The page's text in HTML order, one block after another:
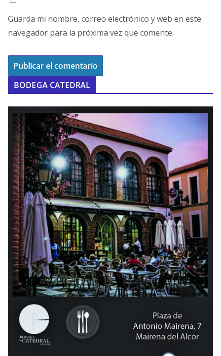
Guarda mi nombre, correo electrónico y web en este
navegador para la próxima vez que comente.
BODEGA CATEDRAL